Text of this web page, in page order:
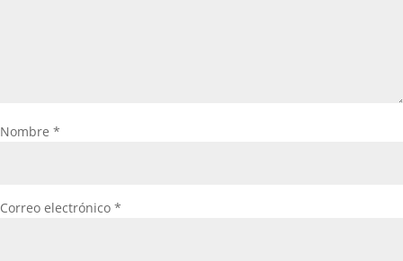
Nombre *
Correo electrónico *